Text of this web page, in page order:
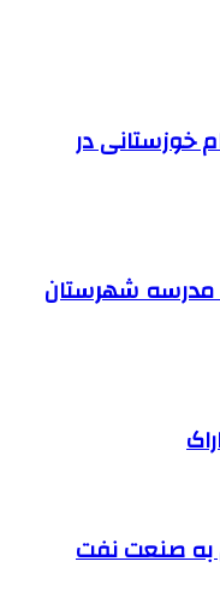
خوزستانی در
مدیر آموزش و پرورش دیّر: ۲۰ مدرسه شهرستان
به صنعت نفت